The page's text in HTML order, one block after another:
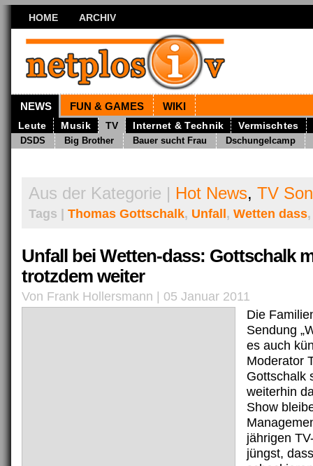
HOME ARCHIV
NEWS FUN & GAMES WIKI
Leute Musik TV Internet & Technik Vermischtes
DSDS Big Brother Bauer sucht Frau Dschungelcamp
Aus der Kategorie | Hot News, TV
Tags | Thomas Gottschalk, Unfall , Wetten dass
Unfall bei Wetten-dass: Gottschalk
trotzdem weiter
Von Frank Hollersmann | 05 Januar 2011
Die
Sendung
es auch
Moderator
Gottschalk
weiterhin
Show
jährigen
jüngst,